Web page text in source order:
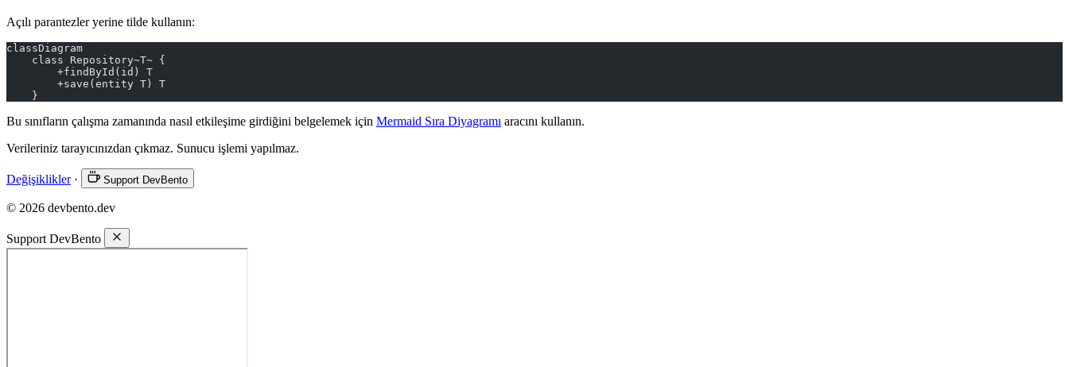
Açılı parantezler yerine tilde kullanın:
classDiagram
    class Repository~T~ {
        +findById(id) T
        +save(entity T) T
    }
Bu sınıfların çalışma zamanında nasıl etkileşime girdiğini belgelemek için Mermaid Sıra Diyagramı aracını kullanın.
Verileriniz tarayıcınızdan çıkmaz. Sunucu işlemi yapılmaz.
Değişiklikler · Support DevBento
© 2026 devbento.dev
Support DevBento